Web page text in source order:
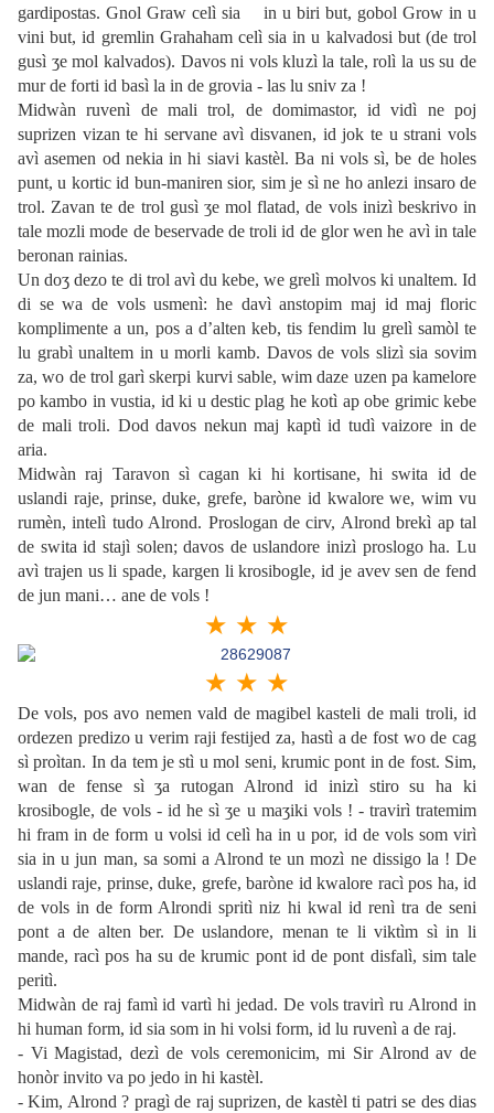
gardipostas. Gnol Graw celì sia in u biri but, gobol Grow in u
vini but, id gremlin Grahaham celì sia in u kalvadosi but (de trol
gusì ʒe mol kalvados). Davos ni vols kluzì la tale, rolì la us su de
mur de forti id basì la in de grovia - las lu sniv za !
Midwàn ruvenì de mali trol, de domimastor, id vidì ne poj
suprizen vizan te hi servane avì disvanen, id jok te u strani vols
avì asemen od nekia in hi siavi kastèl. Ba ni vols sì, be de holes
punt, u kortic id bun-maniren sior, sim je sì ne ho anlezi insaro de
trol. Zavan te de trol gusì ʒe mol flatad, de vols inizì beskrivo in
tale mozli mode de beservade de troli id de glor wen he avì in tale
beronan rainias.
Un doʒ dezo te di trol avì du kebe, we grelì molvos ki unaltem. Id
di se wa de vols usmenì: he davì anstopim maj id maj floric
komplimente a un, pos a d’alten keb, tis fendim lu grelì samòl te
lu grabì unaltem in u morli kamb. Davos de vols slizì sia sovim
za, wo de trol garì skerpi kurvi sable, wim daze uzen pa kamelore
po kambo in vustia, id ki u destic plag he kotì ap obe grimic kebe
de mali troli. Dod davos nekun maj kaptì id tudì vaizore in de
aria.
Midwàn raj Taravon sì cagan ki hi kortisane, hi swita id de
uslandi raje, prinse, duke, grefe, baròne id kwalore we, wim vu
rumèn, intelì tudo Alrond. Proslogan de cirv, Alrond brekì ap tal
de swita id stajì solen; davos de uslandore inizì proslogo ha. Lu
avì trajen us li spade, kargen li krosibogle, id je avev sen de fend
de jun mani… ane de vols !
★ ★ ★
★ ★ ★
De vols, pos avo nemen vald de magibel kasteli de mali troli, id
ordezen predizo u verim raji festijed za, hastì a de fost wo de cag
sì proìtan. In da tem je stì u mol seni, krumic pont in de fost. Sim,
wan de fense sì ʒa rutogan Alrond id inizì stiro su ha ki
krosibogle, de vols - id he sì ʒe u maʒiki vols ! - travirì tratemim
hi fram in de form u volsi id celì ha in u por, id de vols som virì
sia in u jun man, sa somi a Alrond te un mozì ne dissigo la ! De
uslandi raje, prinse, duke, grefe, baròne id kwalore racì pos ha, id
de vols in de form Alrondi spritì niz hi kwal id renì tra de seni
pont a de alten ber. De uslandore, menan te li viktìm sì in li
mande, racì pos ha su de krumic pont id de pont disfalì, sim tale
peritì.
Midwàn de raj famì id vartì hi jedad. De vols travirì ru Alrond in
hi human form, id sia som in hi volsi form, id lu ruvenì a de raj.
- Vi Magistad, dezì de vols ceremonicim, mi Sir Alrond av de
honòr invito va po jedo in hi kastèl.
- Kim, Alrond ? pragì de raj suprizen, de kastèl ti patri se des dias